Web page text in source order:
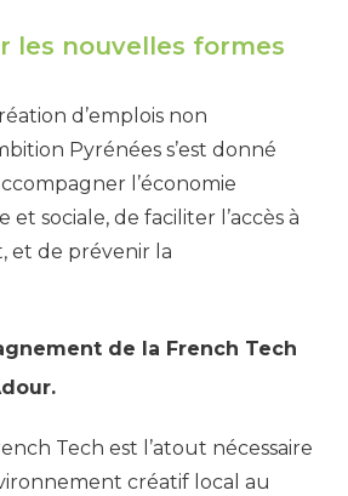
les nouvelles formes
d’emplois non
Pyrénées s’est donné
l’économie
et sociale, de faciliter l’accès à
et de prévenir la
de la French Tech
Tech est l’atout nécessaire
créatif local au